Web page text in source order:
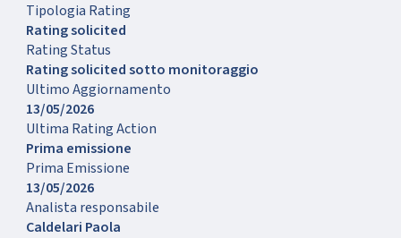
Tipologia Rating
Rating solicited
Rating Status
Rating solicited sotto monitoraggio
Ultimo Aggiornamento
13/05/2026
Ultima Rating Action
Prima emissione
Prima Emissione
13/05/2026
Analista responsabile
Caldelari Paola